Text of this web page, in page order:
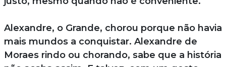
Alexandre, o Grande, chorou porque não havia
mais mundos a conquistar. Alexandre de
Moraes rindo ou chorando, sabe que a história